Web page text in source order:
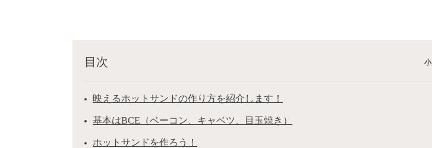
目次
映えるホットサンドの作り方を紹介します！
基本はBCE（ベーコン、キャベツ、目玉焼き）
ホットサンドを作ろう！